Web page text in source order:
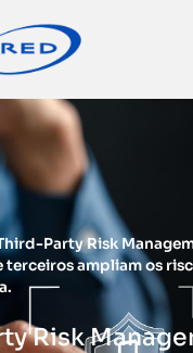
Party Risk
terceiros ampliam os
Risk